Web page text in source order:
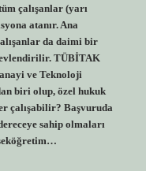
çalışanlar (yarı
atanır. Ana
da daimi bir
TÜBİTAK
ve Teknoloji
biri olup, özel hukuk
çalışabilir? Başvuruda
sahip olmaları